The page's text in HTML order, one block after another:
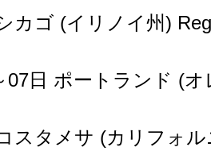
カゴ (イリノイ州)
日 ポートランド (オ
スタメサ (カリフォル